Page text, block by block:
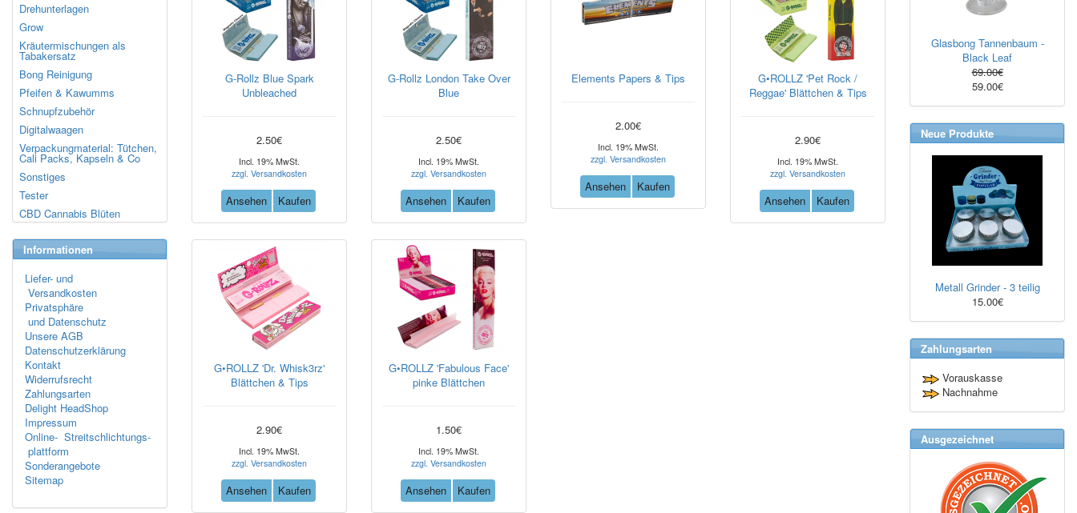
G-Rollz Blue Spark
Unbleached
2.50€
Incl. 19% MwSt.
zzgl. Versandkosten
Ansehen Kaufen
G-Rollz London Take Over
Blue
2.50€
Incl. 19% MwSt.
zzgl. Versandkosten
Ansehen Kaufen
Elements Papers & Tips
2.00€
Incl. 19% MwSt.
zzgl. Versandkosten
Ansehen Kaufen
G•ROLLZ 'Pet Rock /
Reggae' Blättchen & Tips
2.90€
Incl. 19% MwSt.
zzgl. Versandkosten
Ansehen Kaufen
G•ROLLZ 'Dr. Whisk3rz'
Blättchen & Tips
2.90€
Incl. 19% MwSt.
zzgl. Versandkosten
Ansehen Kaufen
G•ROLLZ 'Fabulous Face'
pinke Blättchen
1.50€
Incl. 19% MwSt.
zzgl. Versandkosten
Ansehen Kaufen
Drehunterlagen
Grow
Kräutermischungen als
Tabakersatz
Bong Reinigung
Pfeifen & Kawumms
Schnupfzubehör
Digitalwaagen
Verpackungmaterial: Tütchen,
Cali Packs, Kapseln & Co
Sonstiges
Tester
CBD Cannabis Blüten
Informationen
Liefer- und
Versandkosten
Privatsphäre
und Datenschutz
Unsere AGB
Datenschutzerklärung
Kontakt
Widerrufsrecht
Zahlungsarten
Delight HeadShop
Impressum
Online- Streitschlichtungs-
plattform
Sonderangebote
Sitemap
Glasbong Tannenbaum -
Black Leaf
69.00€
59.00€
Neue Produkte
Metall Grinder - 3 teilig
15.00€
Zahlungsarten
Vorauskasse
Nachnahme
Ausgezeichnet